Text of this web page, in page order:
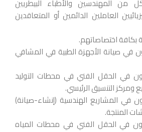
من المهندسين والأطباء البيطريين
العاملين الدائمين أو المتعاقدين
بكافة اختصاصاتهم.
في صيانة الأجهزة الطبية في المشافي
في الحقل الفني في محطات التوليد
ومركز التنسيق الرئيسي.
في المشاريع الهندسية (إنشاء-صيانة)
المنتجة.
في الحقل الفني في محطات المياه